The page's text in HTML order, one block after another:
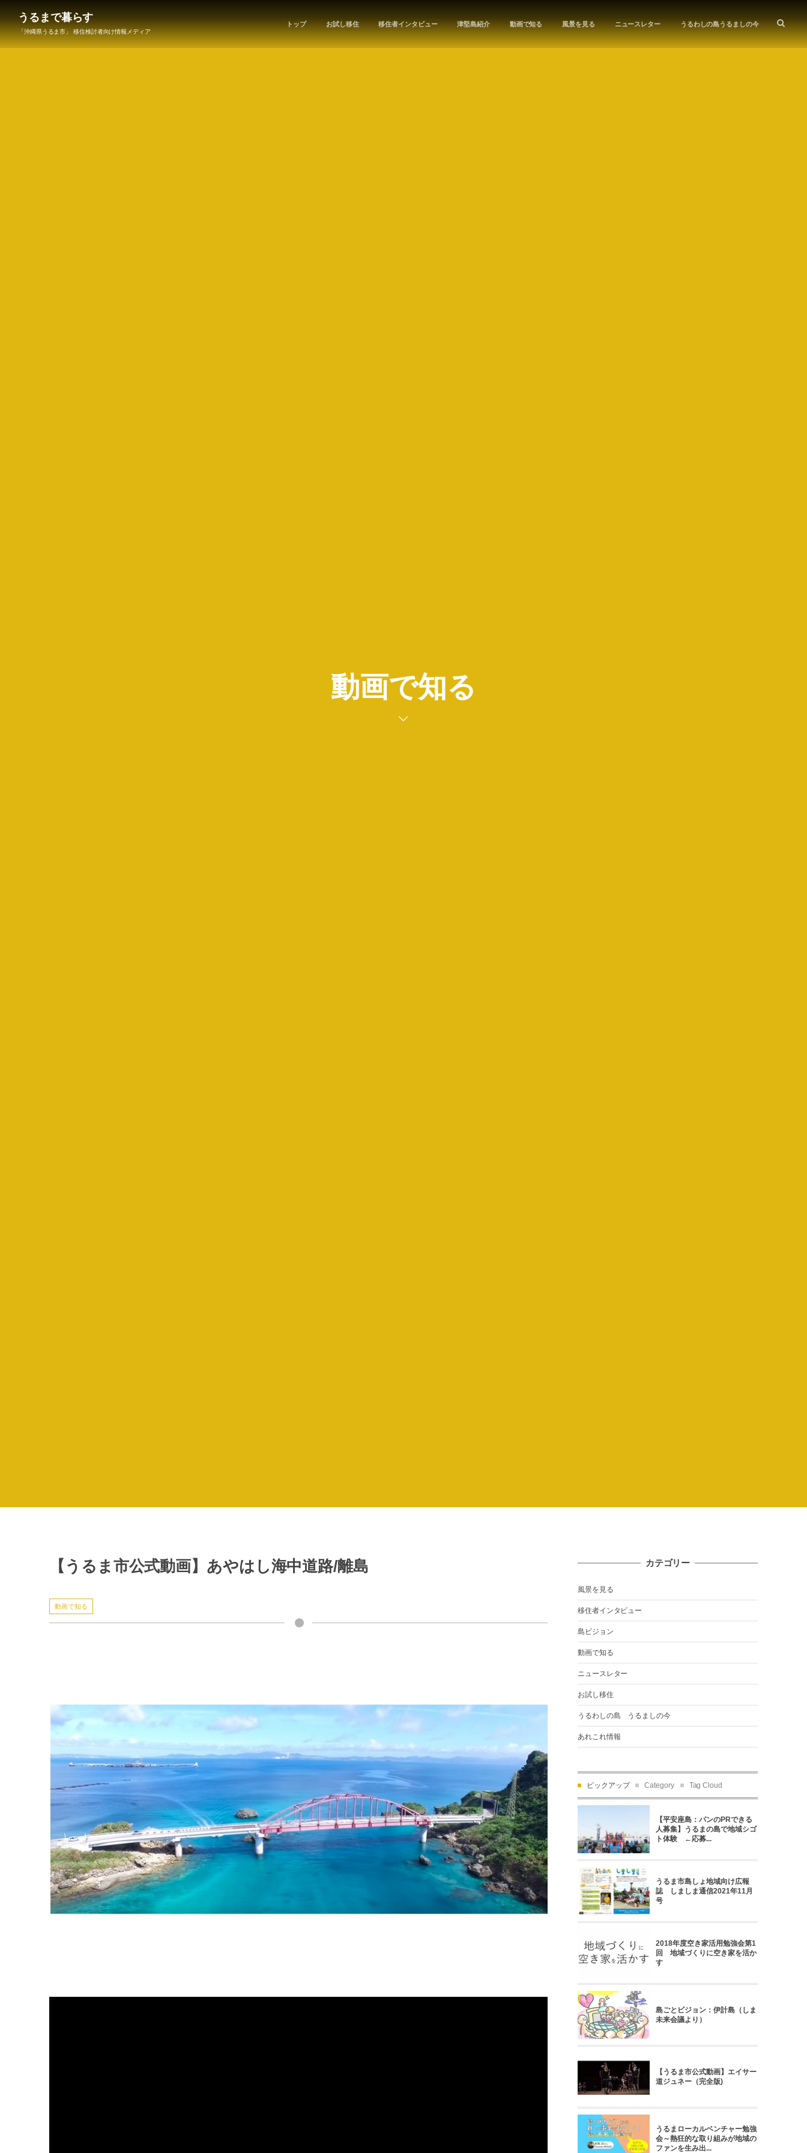
うるまで暮らす
「沖縄県うるま市」 移住検討者向け情報メディア
トップ お試し移住 移住者インタビュー 津堅島紹介 動画で知る 風景を見る ニュースレター うるわしの島うるましの今
動画で知る
【うるま市公式動画】あやはし海中道路/離島
動画で知る
カテゴリー
風景を見る
移住者インタビュー
島ビジョン
動画で知る
ニュースレター
お試し移住
うるわしの島 うるましの今
あれこれ情報
ピックアップ Category Tag Cloud
【平安座島：パンのPRできる
人募集】うるまの島で地域シゴ
ト体験 ←応募...
うるま市島しょ地域向け広報
誌 しましま通信2021年11月
号
2018年度空き家活用勉強会第1
回 地域づくりに空き家を活か
す
島ごとビジョン：伊計島（しま
未来会議より）
【うるま市公式動画】エイサー
道ジュネー（完全版)
うるまローカルベンチャー勉強
会～熱狂的な取り組みが地域の
ファンを生み出...